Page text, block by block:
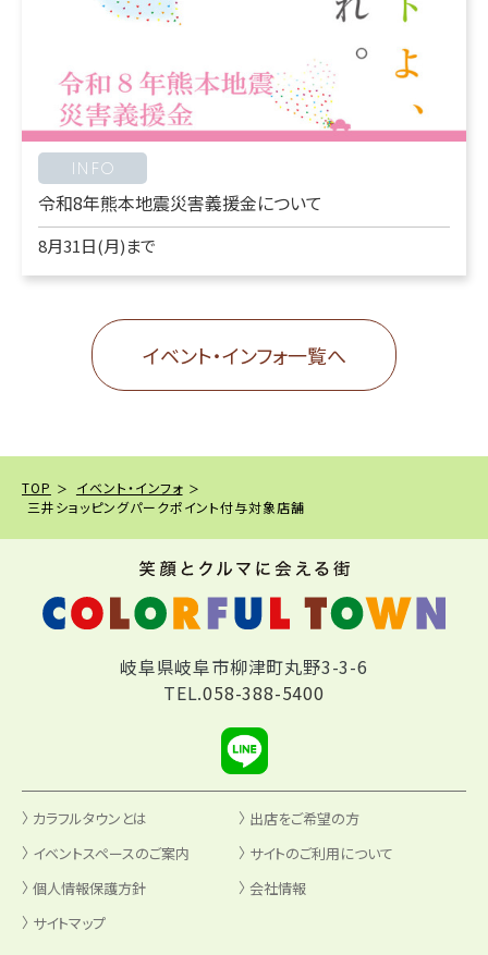
INFO
令和8年熊本地震災害義援金について
8月31日(月)まで
イベント・インフォ一覧へ
TOP
イベント・インフォ
三井ショッピングパークポイント付与対象店舗
岐阜県岐阜市柳津町丸野3-3-6
TEL.058-388-5400
カラフルタウンとは
出店をご希望の方
イベントスペースのご案内
サイトのご利用について
個人情報保護方針
会社情報
サイトマップ